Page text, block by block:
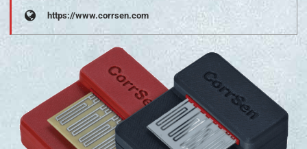
https://www.corrsen.com